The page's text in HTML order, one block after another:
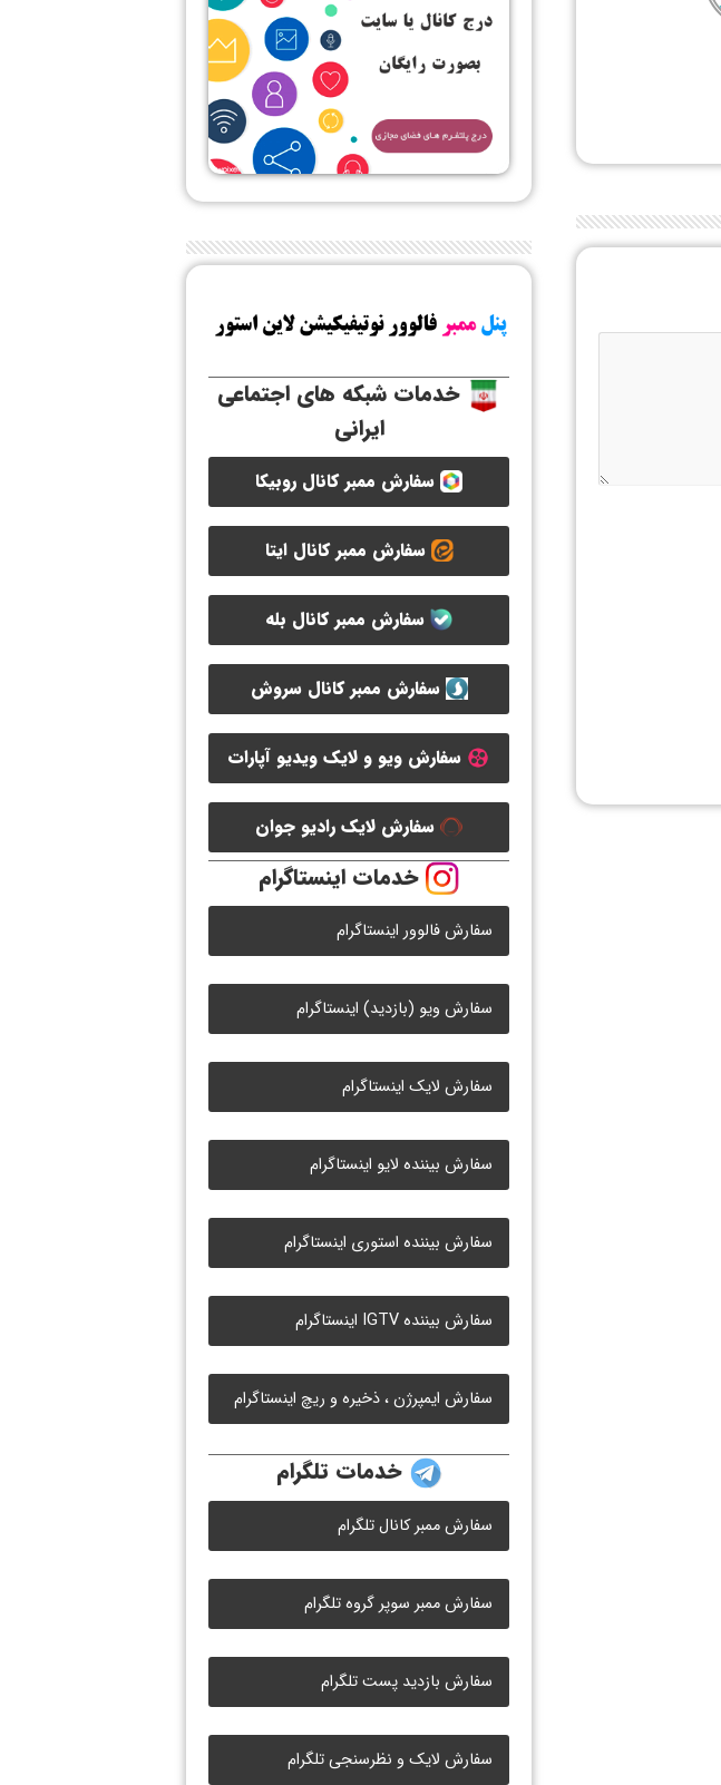
خدمات شبکه های اجتماعی
ایرانی
سفارش ممبر کانال روبیکا
سفارش ممبر کانال ایتا
سفارش ممبر کانال بله
سفارش ممبر کانال سروش
سفارش ویو و لایک ویدیو آپارات
سفارش لایک رادیو جوان
خدمات اینستاگرام
سفارش فالوور اینستاگرام
سفارش ویو (بازدید) اینستاگرام
سفارش لایک اینستاگرام
سفارش بیننده لایو اینستاگرام
سفارش بیننده استوری اینستاگرام
سفارش بیننده IGTV اینستاگرام
سفارش ایمپرژن ، ذخیره و ریچ اینستاگرام
خدمات تلگرام
سفارش ممبر کانال تلگرام
سفارش ممبر سوپر گروه تلگرام
سفارش بازدید پست تلگرام
سفارش لایک و نظرسنجی تلگرام